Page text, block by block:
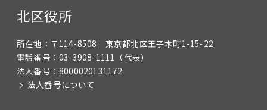
北区役所
所在地： 〒114-8508 東京都北区王子本町1-15-22
電話番号： 03-3908-1111 （代表）
法人番号： 8000020131172
法人番号について